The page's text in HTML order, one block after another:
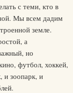
с теми, кто в
Мы всем дадим
земле.
а
но
футбол, хоккей,
и зоопарк, и